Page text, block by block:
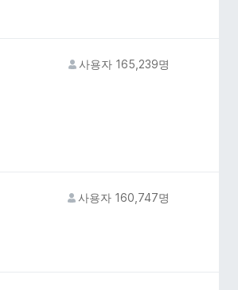
사용자 165,239명
사용자 160,747명